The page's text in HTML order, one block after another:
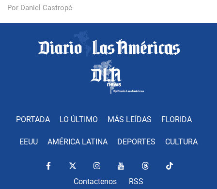
Por Daniel Castropé
PORTADA LO ÚLTIMO MÁS LEÍDAS FLORIDA
EEUU AMÉRICA LATINA DEPORTES CULTURA
Contactenos RSS